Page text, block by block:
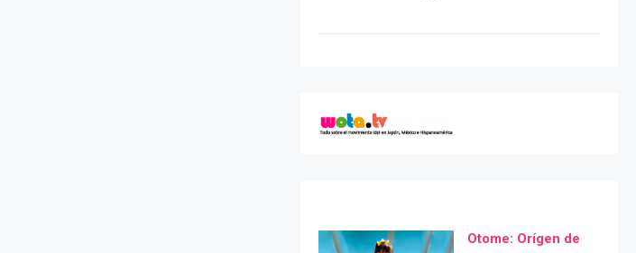
Otome: Orígen de